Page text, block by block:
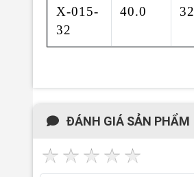
X-015-
32
40.0 32
ĐÁNH GIÁ SẢN PHẨM